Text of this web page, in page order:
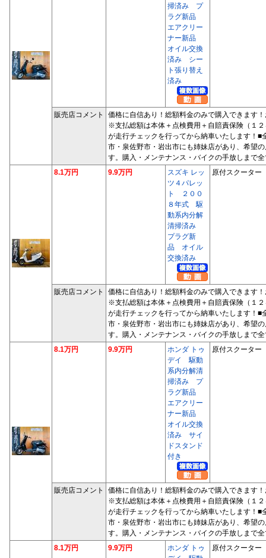
掃済み プ
ラグ新品
エアクリー
ナー新品
オイル交換
済み シー
ト張り替え
済み
販売店コメント
価格に自信あり！総額料金のみで購入できます
※支払総額は本体＋点検費用＋自賠責保険（１
が走行チェックを行ってから納車いたします！
市・泉佐野市・岩出市にも姉妹店があり、希望
す。購入・メンテナンス・バイクの手放しまで
8.1万円
9.9万円
スズキ レッ
ツ４パレッ
ト ２００
８年式 駆
動系内分解
清掃済み
プラグ新
品 オイル
交換済み
原付スクーター
販売店コメント
価格に自信あり！総額料金のみで購入できます
※支払総額は本体＋点検費用＋自賠責保険（１
が走行チェックを行ってから納車いたします！
市・泉佐野市・岩出市にも姉妹店があり、希望
す。購入・メンテナンス・バイクの手放しまで
8.1万円
9.9万円
ホンダ トゥ
デイ 駆動
系内分解清
掃済み プ
ラグ新品
エアクリー
ナー新品
オイル交換
済み サイ
ドスタンド
付き
原付スクーター
販売店コメント
価格に自信あり！総額料金のみで購入できます
※支払総額は本体＋点検費用＋自賠責保険（１
が走行チェックを行ってから納車いたします！
市・泉佐野市・岩出市にも姉妹店があり、希望
す。購入・メンテナンス・バイクの手放しまで
8.1万円
9.9万円
ホンダ トゥ
原付スクーター